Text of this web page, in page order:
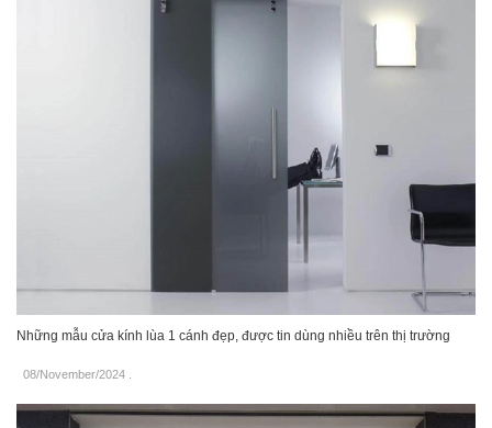
Những mẫu cửa kính lùa 1 cánh đẹp, được tin dùng nhiều trên thị trường
08/November/2024